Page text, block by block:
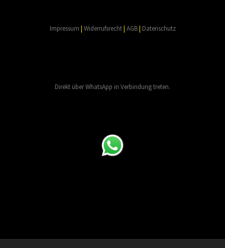
Impressum | Widerrufsrecht| AGB| Datenschutz
Direkt über WhatsApp in Verbindung treten.